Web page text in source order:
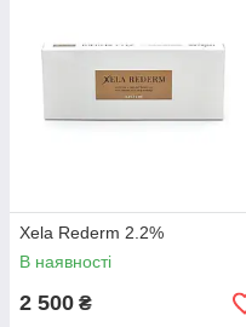
Xela Rederm 2.2%
В наявності
2 500 ₴